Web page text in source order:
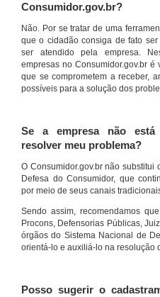
Consumidor.gov.br?
Não. Por se tratar de uma
que o cidadão consiga de fato
ser atendido pela empresa.
empresas no Consumidor.gov.br
que se comprometem a receber,
possíveis para a solução dos
Se a empresa não está
resolver meu problema?
O Consumidor.gov.br não substitui
Defesa do Consumidor, que
por meio de seus canais
Sendo assim, recomendamos
Procons, Defensorias Públicas,
órgãos do Sistema Nacional de
orientá-lo e auxiliá-lo na resolução
Posso sugerir o